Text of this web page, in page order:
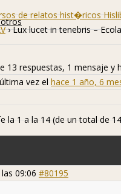
de relatos hist�ricos
› Lux lucet in tenebris –
13 respuestas, 1 mensaje y
vez el hace 1 año, 6
la 1 a la 14 (de un total de
09:06 #80195